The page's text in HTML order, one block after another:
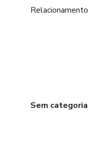
Relacionamento
Sem categoria